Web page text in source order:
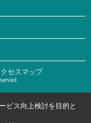
クセスマップ
ビス向上検討を目的と